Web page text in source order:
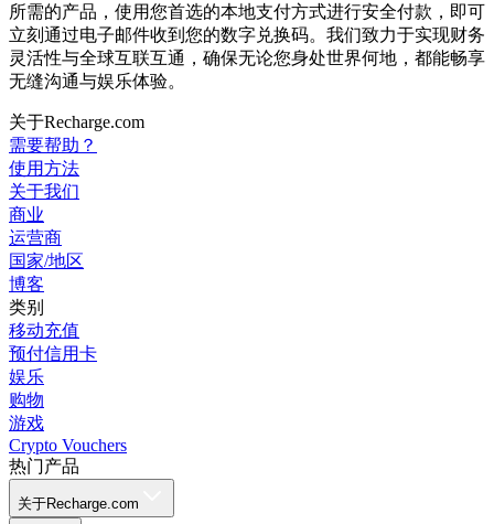
所需的产品，使用您首选的本地支付方式进行安全付款，即可
立刻通过电子邮件收到您的数字兑换码。我们致力于实现财务
灵活性与全球互联互通，确保无论您身处世界何地，都能畅享
无缝沟通与娱乐体验。
关于Recharge.com
需要帮助？
使用方法
关于我们
商业
运营商
国家/地区
博客
类别
移动充值
预付信用卡
娱乐
购物
游戏
Crypto Vouchers
热门产品
关于Recharge.com